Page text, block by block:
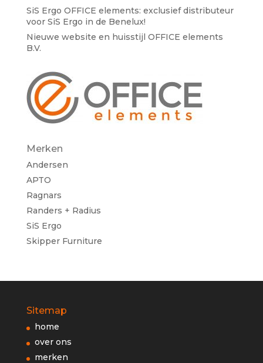
SiS Ergo OFFICE elements: exclusief distributeur
voor SiS Ergo in de Benelux!
Nieuwe website en huisstijl OFFICE elements
B.V.
Merken
Andersen
APTO
Ragnars
Randers + Radius
SiS Ergo
Skipper Furniture
Sitemap
home
over ons
merken